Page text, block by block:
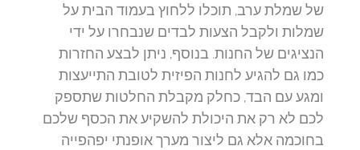
של שמלת ערב, תוכלו ללחוץ בעמוד הבית על
שמלות ולקבל הצעות לבדים שנבחרו על ידי
הנציגים של החנות. בנוסף, ניתן לבצע החזרות
כמו גם להגיע לחנות הפיזית לטובת התייעצות
ומגע עם הבד, כחלק מקבלת החלטות שתספק
לכם לא רק את היכולת להשקיע את הכסף שלכם
בחוכמה אלא גם ליצור מערך אופנתי יפהפייה